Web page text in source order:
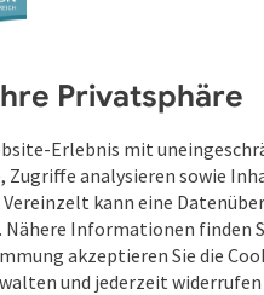
Privatsphäre
Erlebnis mit
Zugriffe analysieren sowie
kann eine
Nähere Informationen finden
akzeptieren Sie die
und jederzeit widerrufen